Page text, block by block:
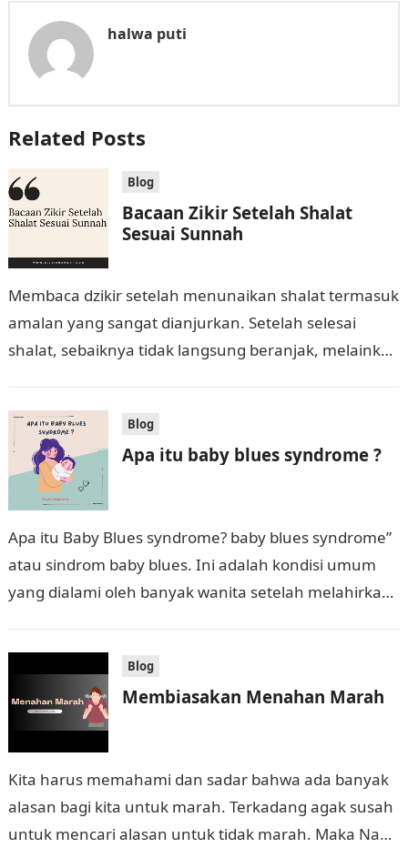
halwa puti
Related Posts
Blog
Bacaan Zikir Setelah Shalat
Sesuai Sunnah
Membaca dzikir setelah menunaikan shalat termasuk
amalan yang sangat dianjurkan. Setelah selesai
shalat, sebaiknya tidak langsung beranjak, melainkan
Blog
Apa itu baby blues syndrome ?
Apa itu Baby Blues syndrome? baby blues syndrome”
atau sindrom baby blues. Ini adalah kondisi umum
yang dialami oleh banyak wanita setelah melahirkan.
Blog
Membiasakan Menahan Marah
Kita harus memahami dan sadar bahwa ada banyak
alasan bagi kita untuk marah. Terkadang agak susah
untuk mencari alasan untuk tidak marah. Maka Nabi